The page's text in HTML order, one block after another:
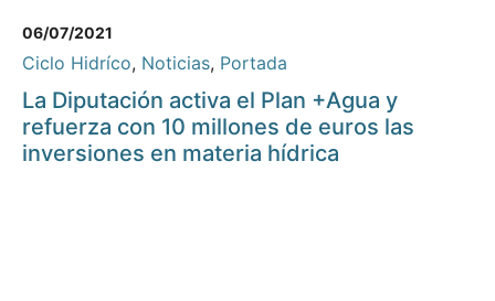
06/07/2021
Ciclo Hidríco, Noticias, Portada
La Diputación activa el Plan +Agua y
refuerza con 10 millones de euros las
inversiones en materia hídrica